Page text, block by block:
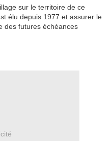
sur le territoire de ce
élu depuis 1977 et assurer le
des futures échéances